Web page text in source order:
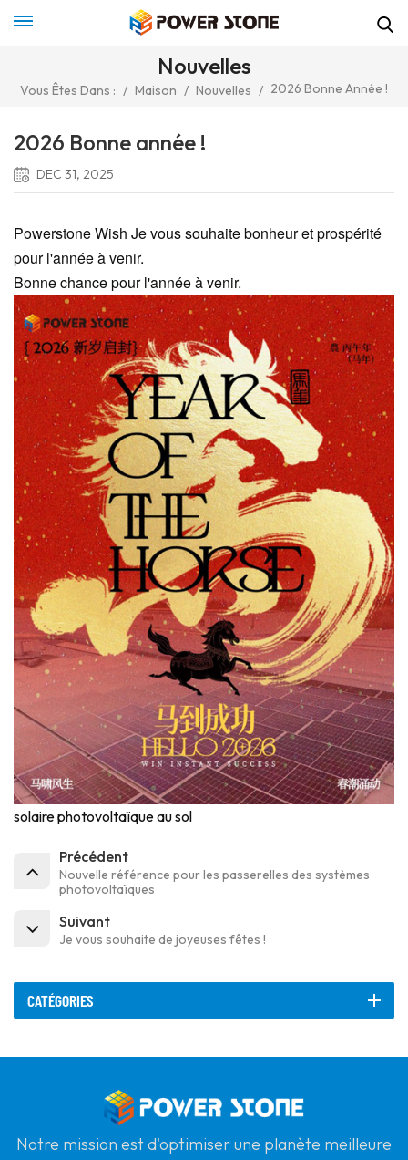
Nouvelles
Vous Êtes Dans : / Maison / Nouvelles / 2026 Bonne Année !
2026 Bonne année !
DEC 31, 2025
Powerstone Wish Je vous souhaite bonheur et prospérité
pour l'année à venir.
Bonne chance pour l'année à venir.
solaire photovoltaïque au sol
Précédent
Nouvelle référence pour les passerelles des systèmes
photovoltaïques
Suivant
Je vous souhaite de joyeuses fêtes !
CATÉGORIES
Notre mission est d'optimiser une planète meilleure